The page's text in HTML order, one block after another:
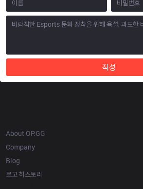
작성
About OP.GG
Company
Blog
로고 히스토리